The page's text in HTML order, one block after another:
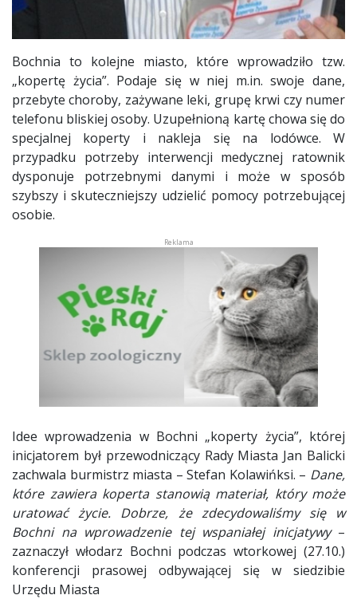
Bochnia to kolejne miasto, które wprowadziło tzw.
„kopertę życia”. Podaje się w niej m.in. swoje dane,
przebyte choroby, zażywane leki, grupę krwi czy numer
telefonu bliskiej osoby. Uzupełnioną kartę chowa się do
specjalnej koperty i nakleja się na lodówce. W
przypadku potrzeby interwencji medycznej ratownik
dysponuje potrzebnymi danymi i może w sposób
szybszy i skuteczniejszy udzielić pomocy potrzebującej
osobie.
Idee wprowadzenia w Bochni „koperty życia”, której
inicjatorem był przewodniczący Rady Miasta Jan Balicki
zachwala burmistrz miasta – Stefan Kolawińksi. – Dane,
które zawiera koperta stanowią materiał, który może
uratować życie. Dobrze, że zdecydowaliśmy się w
Bochni na wprowadzenie tej wspaniałej inicjatywy –
zaznaczył włodarz Bochni podczas wtorkowej (27.10.)
konferencji prasowej odbywającej się w siedzibie
Urzędu Miasta